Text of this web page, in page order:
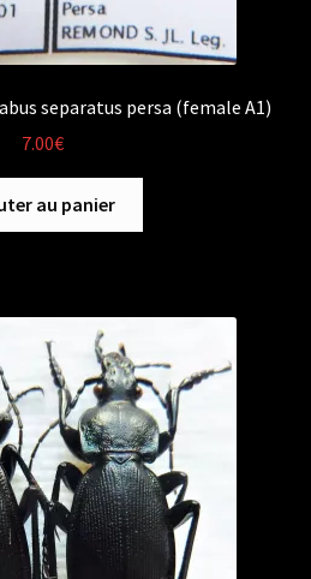
separatus persa (female A1)
7.00€
au panier